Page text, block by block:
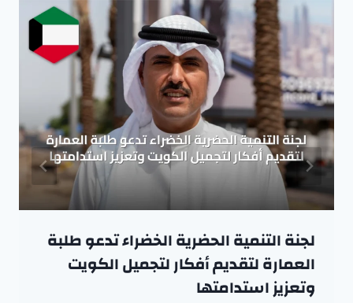
لجنة التنمية الحضرية الخضراء تدعو طلبة
العمارة لتقديم أفكار لتجميل الكويت
وتعزيز استدامتها